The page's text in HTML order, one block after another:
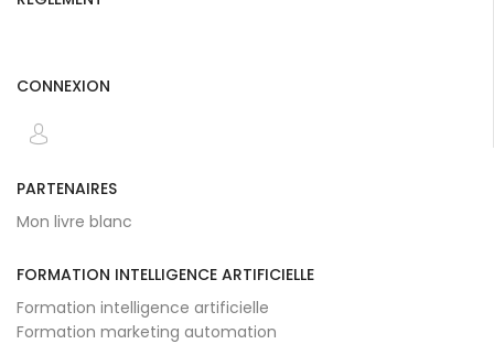
CONNEXION
PARTENAIRES
Mon livre blanc
FORMATION INTELLIGENCE ARTIFICIELLE
Formation intelligence artificielle
Formation marketing automation